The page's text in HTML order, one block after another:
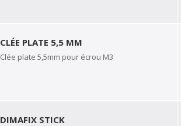
CLÉE PLATE 5,5 MM
Clée plate 5,5mm pour écrou M3
DIMAFIX STICK